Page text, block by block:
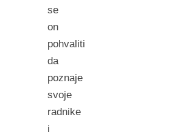
se
on
pohvaliti
da
poznaje
svoje
radnike
i